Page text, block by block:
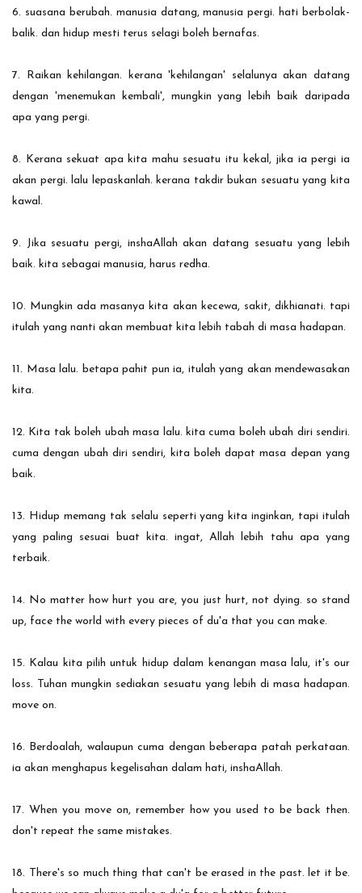
6. suasana berubah. manusia datang, manusia pergi. hati berbolak-
balik. dan hidup mesti terus selagi boleh bernafas.
7. Raikan kehilangan. kerana 'kehilangan' selalunya akan datang
dengan 'menemukan kembali', mungkin yang lebih baik daripada
apa yang pergi.
8. Kerana sekuat apa kita mahu sesuatu itu kekal, jika ia pergi ia
akan pergi. lalu lepaskanlah. kerana takdir bukan sesuatu yang kita
kawal.
9. Jika sesuatu pergi, inshaAllah akan datang sesuatu yang lebih
baik. kita sebagai manusia, harus redha.
10. Mungkin ada masanya kita akan kecewa, sakit, dikhianati. tapi
itulah yang nanti akan membuat kita lebih tabah di masa hadapan.
11. Masa lalu. betapa pahit pun ia, itulah yang akan mendewasakan
kita.
12. Kita tak boleh ubah masa lalu. kita cuma boleh ubah diri sendiri.
cuma dengan ubah diri sendiri, kita boleh dapat masa depan yang
baik.
13. Hidup memang tak selalu seperti yang kita inginkan, tapi itulah
yang paling sesuai buat kita. ingat, Allah lebih tahu apa yang
terbaik.
14. No matter how hurt you are, you just hurt, not dying. so stand
up, face the world with every pieces of du'a that you can make.
15. Kalau kita pilih untuk hidup dalam kenangan masa lalu, it's our
loss. Tuhan mungkin sediakan sesuatu yang lebih di masa hadapan.
move on.
16. Berdoalah, walaupun cuma dengan beberapa patah perkataan.
ia akan menghapus kegelisahan dalam hati, inshaAllah.
17. When you move on, remember how you used to be back then.
don't repeat the same mistakes.
18. There's so much thing that can't be erased in the past. let it be.